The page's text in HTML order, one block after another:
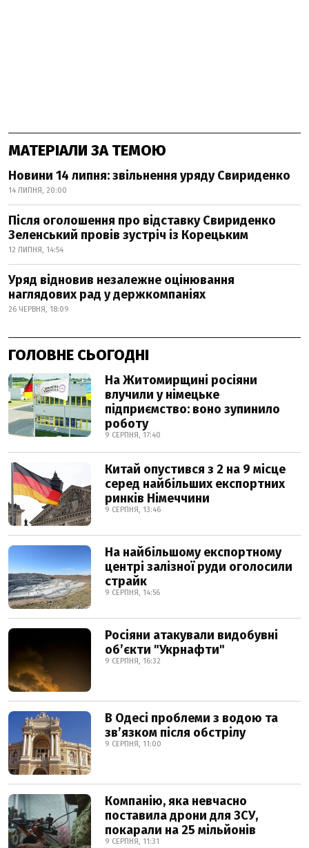
МАТЕРІАЛИ ЗА ТЕМОЮ
Новини 14 липня: звільнення уряду Свириденко
14 ЛИПНЯ, 20:00
Після оголошення про відставку Свириденко
Зеленський провів зустріч із Корецьким
12 ЛИПНЯ, 14:54
Уряд відновив незалежне оцінювання
наглядових рад у держкомпаніях
26 ЧЕРВНЯ, 18:09
ГОЛОВНЕ СЬОГОДНІ
На Житомирщині росіяни
влучили у німецьке
підприємство: воно зупинило
роботу
9 СЕРПНЯ, 17:40
Китай опустився з 2 на 9 місце
серед найбільших експортних
ринків Німеччини
9 СЕРПНЯ, 13:46
На найбільшому експортному
центрі залізної руди оголосили
страйк
9 СЕРПНЯ, 14:56
Росіяни атакували видобувні
обʼєкти "Укрнафти"
9 СЕРПНЯ, 16:32
В Одесі проблеми з водою та
звʼязком після обстрілу
9 СЕРПНЯ, 11:00
Компанію, яка невчасно
поставила дрони для ЗСУ,
покарали на 25 мільйонів
9 СЕРПНЯ, 11:31